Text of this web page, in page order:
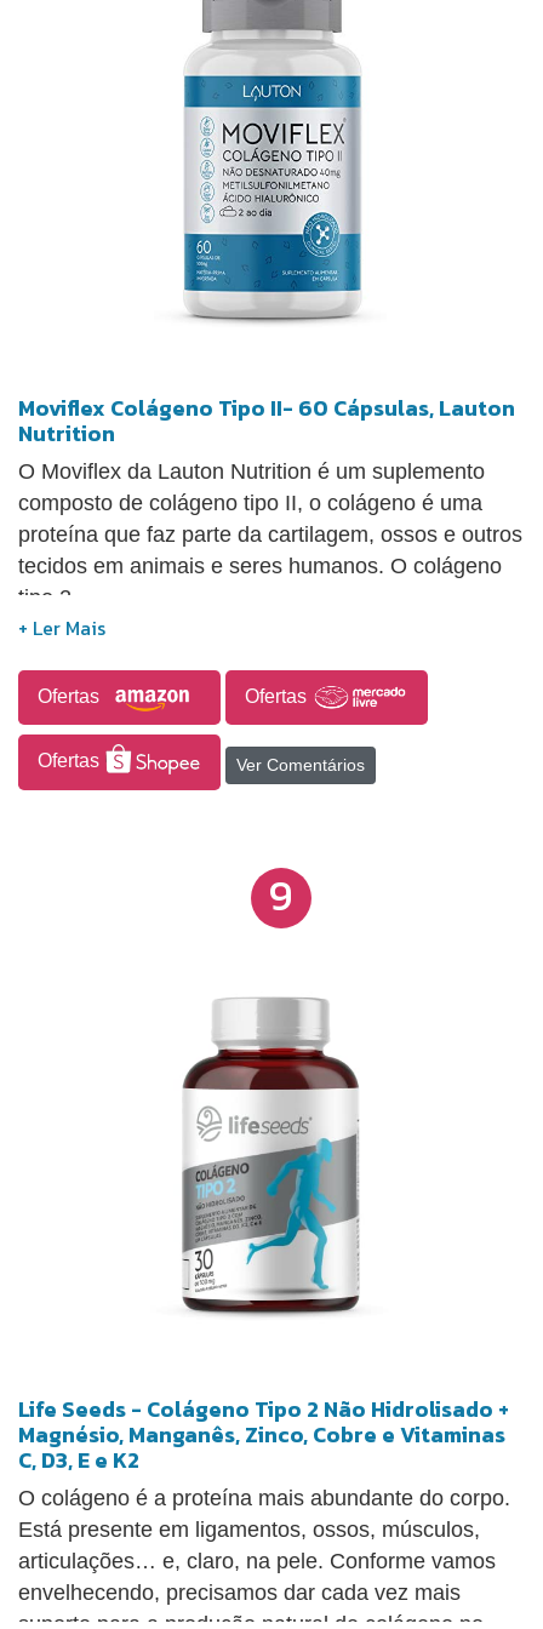
Moviflex Colágeno Tipo II- 60 Cápsulas, Lauton
Nutrition
O Moviflex da Lauton Nutrition é um suplemento
composto de colágeno tipo II, o colágeno é uma
proteína que faz parte da cartilagem, ossos e outros
tecidos em animais e seres humanos. O colágeno
tipo 2.
Ofertas Ofertas
Ofertas Ver Comentários
9
Life Seeds - Colágeno Tipo 2 Não Hidrolisado +
Magnésio, Manganês, Zinco, Cobre e Vitaminas
C, D3, E e K2
O colágeno é a proteína mais abundante do corpo.
Está presente em ligamentos, ossos, músculos,
articulações… e, claro, na pele. Conforme vamos
envelhecendo, precisamos dar cada vez mais